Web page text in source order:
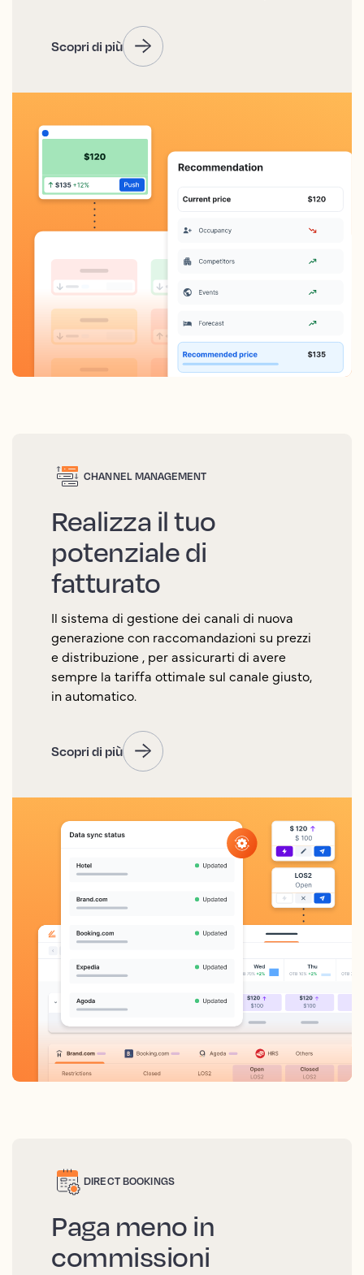
Scopri di più
CHANNEL MANAGEMENT
Realizza il tuo
potenziale di
fatturato
Il sistema di gestione dei canali di nuova
generazione con raccomandazioni su prezzi
e distribuzione , per assicurarti di avere
sempre la tariffa ottimale sul canale giusto,
in automatico.
Scopri di più
DIRECT BOOKINGS
Paga meno in
commissioni